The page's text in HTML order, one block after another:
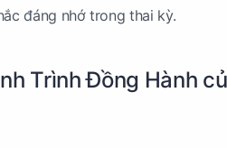
đáng nhớ trong thai kỳ.
Trình Đồng Hành